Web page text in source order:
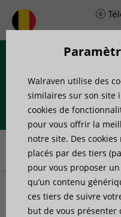
Accueil»Produits»
toiture
Walraven utilise des
similaires sur son site
cookies de
pour vous offrir la
notre site. Des
placés par des tiers
pour vous proposer
qu’un contenu
ces tiers de suivre
but de vous présenter